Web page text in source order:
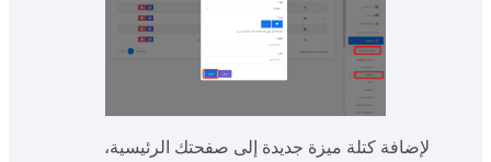
لإضافة كتلة ميزة جديدة إلى صفحتك الرئيسية،